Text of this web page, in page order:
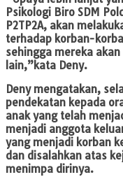
Psikologi Biro SDM
P2TP2A, akan
terhadap korban-
sehingga mereka
lain,”kata Deny.
Deny mengatakan,
pendekatan kepada
anak yang telah
menjadi anggota
yang menjadi korban
dan disalahkan atas
menimpa dirinya.